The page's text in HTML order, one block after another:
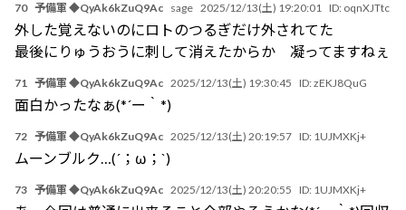
70 予備軍 ◆QyAk6kZuQ9Ac sage 2025/12/13(土) 19:20:01 ID: oqnXJTtc
外した覚えないのにロトのつるぎだけ外されてた
最後にりゅうおうに刺して消えたからか 凝ってますねぇ
71 予備軍 ◆QyAk6kZuQ9Ac 2025/12/13(土) 19:30:45 ID:zEKJ8QuG
面白かったなぁ(*´ー｀*)
72 予備軍 ◆QyAk6kZuQ9Ac 2025/12/13(土) 20:19:57 ID: 1UJMXKj+
ムーンブルク…(´；ω；`)
73 予備軍 ◆QyAk6kZuQ9Ac 2025/12/13(土) 20:20:55 ID: 1UJMXKj+